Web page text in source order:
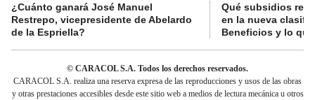
¿Cuánto ganará José Manuel
Restrepo, vicepresidente de Abelardo
de la Espriella?
Qué subsidios
en la nueva
Beneficios y lo
© CARACOL S.A. Todos los derechos reservados.
CARACOL S.A. realiza una reserva expresa de las reproducciones y usos de las obras
y otras prestaciones accesibles desde este sitio web a medios de lectura mecánica u otros